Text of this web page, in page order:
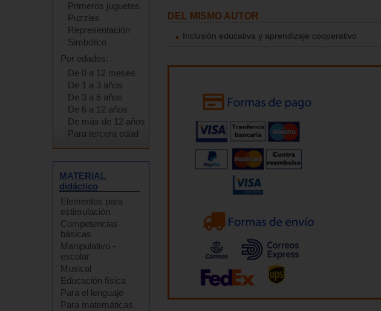
Primeros juguetes
Puzzles
Representación
Simbólico
Por edades:
De 0 a 12 meses
De 1 a 3 años
De 3 a 6 años
De 6 a 12 años
De más de 12 años
Para tercera edad
MATERIAL
didáctico
Elementos para
estimulación
Competencias
básicas
Manipulativo -
escolar
Musical
Educación física
Para el lenguaje
Para matemáticas
DEL MISMO AUTOR
Inclusión educativa y aprendizaje cooperativo